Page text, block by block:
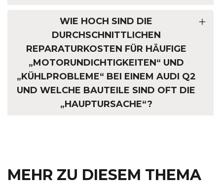
WIE HOCH SIND DIE
DURCHSCHNITTLICHEN
REPARATURKOSTEN FÜR HÄUFIGE
„MOTORUNDICHTIGKEITEN“ UND
„KÜHLPROBLEME“ BEI EINEM AUDI Q2
UND WELCHE BAUTEILE SIND OFT DIE
„HAUPTURSACHE“?
MEHR ZU DIESEM THEMA